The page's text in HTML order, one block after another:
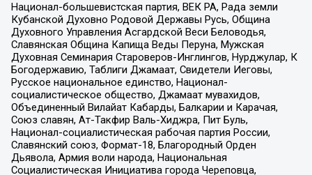
Национал-большевистская партия, ВЕК РА, Рада земли
Кубанской Духовно Родовой Державы Русь, Община
Духовного Управления Асгардской Веси Беловодья,
Славянская Община Капища Веды Перуна, Мужская
Духовная Семинария Староверов-Инглингов, Нурджулар, К
Богодержавию, Таблиги Джамаат, Свидетели Иеговы,
Русское национальное единство, Национал-
социалистическое общество, Джамаат мувахидов,
Объединенный Вилайат Кабарды, Балкарии и Карачая,
Союз славян, Ат-Такфир Валь-Хиджра, Пит Буль,
Национал-социалистическая рабочая партия России,
Славянский союз, Формат-18, Благородный Орден
Дьявола, Армия воли народа, Национальная
Социалистическая Инициатива города Череповца,